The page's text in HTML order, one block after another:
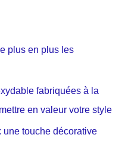
plus en plus les
fabriquées à la
en valeur votre style
une touche décorative